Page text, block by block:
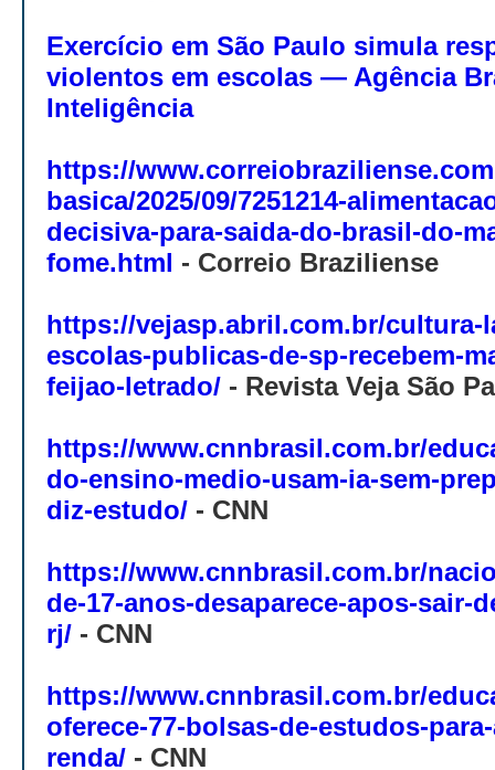
Exercício em São Paulo simula
violentos em escolas — Agência
Inteligência
https://
basica/2025/09/7251214-
decisiva-para-saida-do-brasil-do-
fome.html - Correio Braziliense
https://vejasp.abril.com.br/cultura-
escolas-publicas-de-sp-recebem-
feijao-letrado/ - Revista Veja São
https://www.cnnbrasil.com.br/
do-ensino-medio-usam-ia-sem-
diz-estudo/ - CNN
https://www.cnnbrasil.com.br/
de-17-anos-desaparece-apos-sair-
rj/ - CNN
https://www.cnnbrasil.com.br/
oferece-77-bolsas-de-estudos-
renda/ - CNN